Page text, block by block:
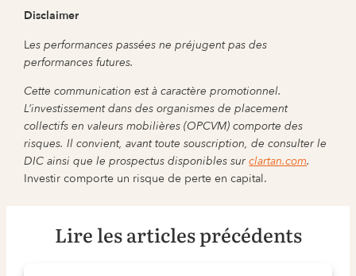
Disclaimer
Les performances passées ne préjugent pas des
performances futures.
Cette communication est à caractère promotionnel.
L’investissement dans des organismes de placement
collectifs en valeurs mobilières (OPCVM) comporte des
risques. Il convient, avant toute souscription, de consulter le
DIC ainsi que le prospectus disponibles surclartan.com.
Investir comporte un risque de perte en capital.
Lire les articles précédents